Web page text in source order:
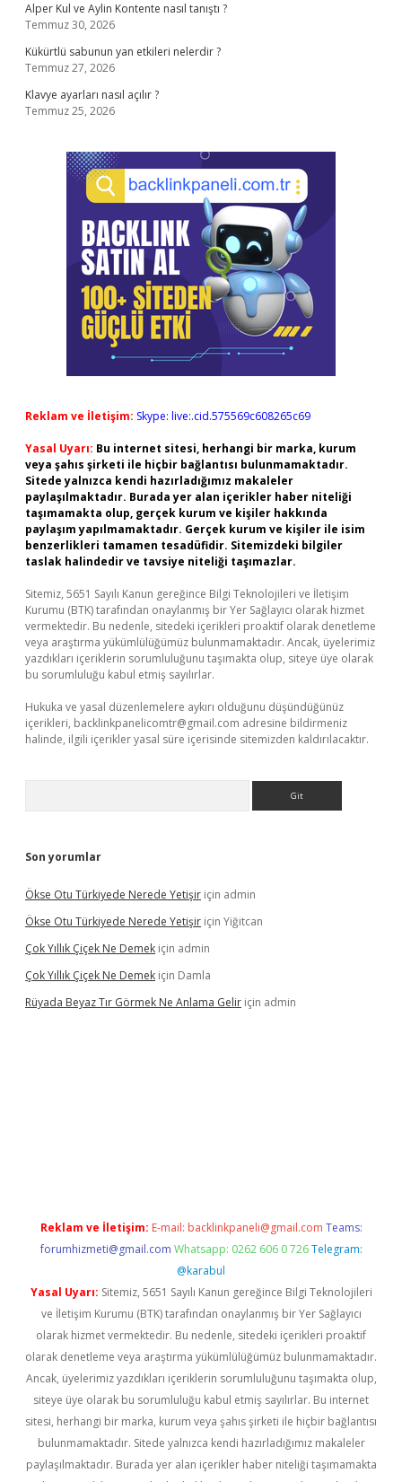
Alper Kul ve Aylin Kontente nasıl tanıştı ?
Temmuz 30, 2026
Kükürtlü sabunun yan etkileri nelerdir ?
Temmuz 27, 2026
Klavye ayarları nasıl açılır ?
Temmuz 25, 2026
Reklam ve İletişim: Skype: live:.cid.575569c608265c69
Yasal Uyarı: Bu internet sitesi, herhangi bir marka, kurum
veya şahıs şirketi ile hiçbir bağlantısı bulunmamaktadır.
Sitede yalnızca kendi hazırladığımız makaleler
paylaşılmaktadır. Burada yer alan içerikler haber niteliği
taşımamakta olup, gerçek kurum ve kişiler hakkında
paylaşım yapılmamaktadır. Gerçek kurum ve kişiler ile isim
benzerlikleri tamamen tesadüfidir. Sitemizdeki bilgiler
taslak halindedir ve tavsiye niteliği taşımazlar.
Sitemiz, 5651 Sayılı Kanun gereğince Bilgi Teknolojileri ve İletişim
Kurumu (BTK) tarafından onaylanmış bir Yer Sağlayıcı olarak hizmet
vermektedir. Bu nedenle, sitedeki içerikleri proaktif olarak denetleme
veya araştırma yükümlülüğümüz bulunmamaktadır. Ancak, üyelerimiz
yazdıkları içeriklerin sorumluluğunu taşımakta olup, siteye üye olarak
bu sorumluluğu kabul etmiş sayılırlar.
Hukuka ve yasal düzenlemelere aykırı olduğunu düşündüğünüz
içerikleri, backlinkpanelicomtr@gmail.com adresine bildirmeniz
halinde, ilgili içerikler yasal süre içerisinde sitemizden kaldırılacaktır.
Son yorumlar
Ökse Otu Türkiyede Nerede Yetişir için admin
Ökse Otu Türkiyede Nerede Yetişir için Yiğitcan
Çok Yıllık Çiçek Ne Demek için admin
Çok Yıllık Çiçek Ne Demek için Damla
Rüyada Beyaz Tır Görmek Ne Anlama Gelir için admin
Reklam ve İletişim: E-mail: backlinkpaneli@gmail.com Teams:
forumhizmeti@gmail.com Whatsapp: 0262 606 0 726 Telegram:
@karabul
Yasal Uyarı: Sitemiz, 5651 Sayılı Kanun gereğince Bilgi Teknolojileri
ve İletişim Kurumu (BTK) tarafından onaylanmış bir Yer Sağlayıcı
olarak hizmet vermektedir. Bu nedenle, sitedeki içerikleri proaktif
olarak denetleme veya araştırma yükümlülüğümüz bulunmamaktadır.
Ancak, üyelerimiz yazdıkları içeriklerin sorumluluğunu taşımakta olup,
siteye üye olarak bu sorumluluğu kabul etmiş sayılırlar. Bu internet
sitesi, herhangi bir marka, kurum veya şahıs şirketi ile hiçbir bağlantısı
bulunmamaktadır. Sitede yalnızca kendi hazırladığımız makaleler
paylaşılmaktadır. Burada yer alan içerikler haber niteliği taşımamakta